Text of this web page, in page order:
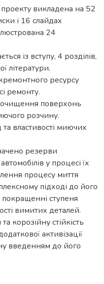
викладена на 52
і 16 слайдах
24
із вступу, 4 розділів,
літератури.
ресурсу
ремонту.
очищення поверхонь
розчину.
властивості миючих
резерви
у процесі їх
процесу миття
підході до його
ступеня
вимитих деталей.
корозійну стійкість
активізації
введенням до його